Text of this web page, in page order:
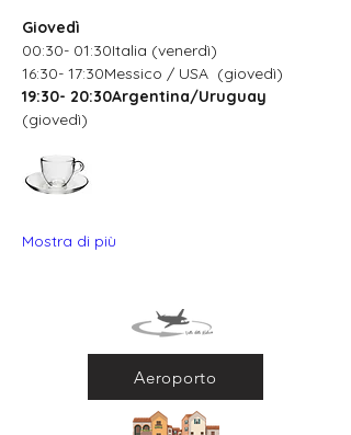
Giovedì
00:30- 01:30Italia (venerdì)
16:30- 17:30Messico / USA  (giovedì)
19:30- 20:30Argentina/Uruguay
(giovedì)
Mostra di più
Aeroporto